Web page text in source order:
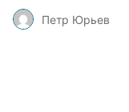
Петр Юрьев